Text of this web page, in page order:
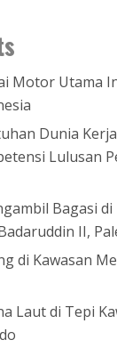
Motor Utama
Dunia
Lulusan
Bagasi di
II,
di Kawasan
Laut di Tepi